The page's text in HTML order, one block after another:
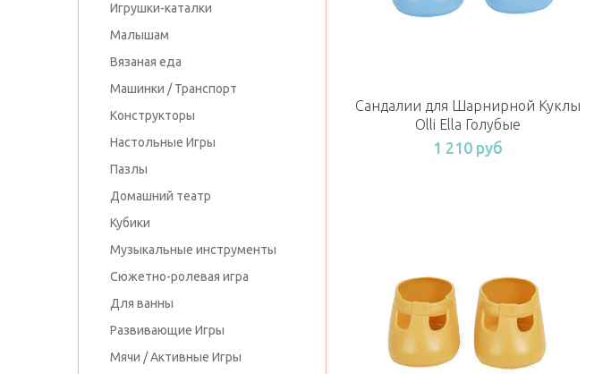
Игрушки-каталки
Малышам
Вязаная еда
Машинки / Транспорт
Конструкторы
Настольные Игры
Пазлы
Домашний театр
Кубики
Музыкальные инструменты
Сюжетно-ролевая игра
Для ванны
Развивающие Игры
Мячи / Активные Игры
Сандалии для Шарнирной Куклы
Olli Ella Голубые
1 210 руб